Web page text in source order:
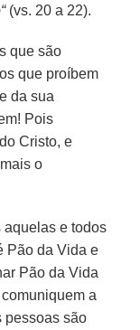
(vs. 20 a 22).
que são
que proíbem
da sua
Pois
Cristo, e
o
aquelas e todos
Pão da Vida e
Pão da Vida
a
pessoas são